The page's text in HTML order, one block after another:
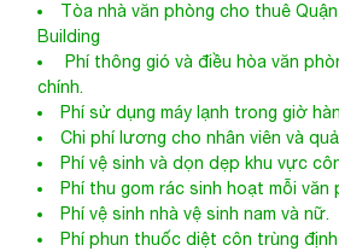
Tòa nhà văn phòng cho thuê
Building
Phí thông gió và điều hòa văn
chính.
Phí sử dụng máy lạnh trong giờ
Chi phí lương cho nhân viên và
Phí vệ sinh và dọn dẹp khu vực
Phí thu gom rác sinh hoạt mỗi văn
Phí vệ sinh nhà vệ sinh nam và nữ.
Phí phun thuốc diệt côn trùng định